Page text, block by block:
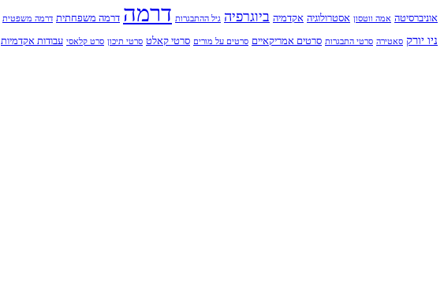
אוניברסיטה אמה ווטסון אסטרולוגיה אקדמיה ביוגרפיה גיל ההתבגרות דרמה דרמה משפחתית דרמה משפטית
ניו יורק סאטירה סרטי התבגרות סרטים אמריקאיים סרטים על מורים סרטי קאלט סרטי תיכון סרט קלאסי עבודות אקדמיות